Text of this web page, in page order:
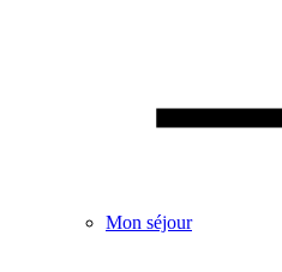
Mon séjour